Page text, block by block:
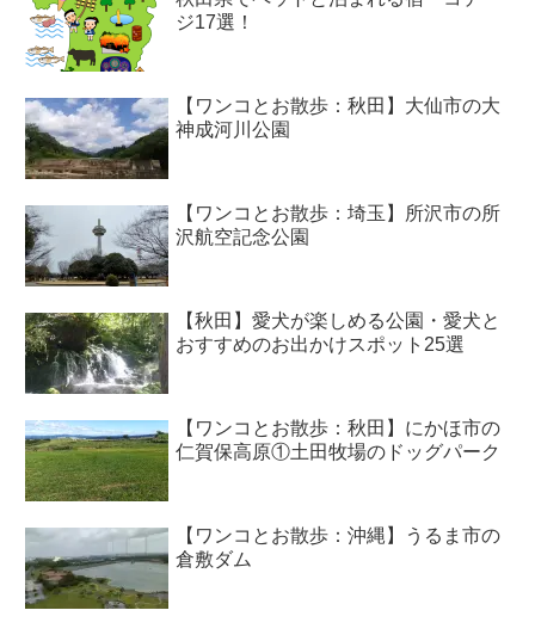
ジ17選！
【ワンコとお散歩：秋田】大仙市の大
神成河川公園
【ワンコとお散歩：埼玉】所沢市の所
沢航空記念公園
【秋田】愛犬が楽しめる公園・愛犬と
おすすめのお出かけスポット25選
【ワンコとお散歩：秋田】にかほ市の
仁賀保高原①土田牧場のドッグパーク
【ワンコとお散歩：沖縄】うるま市の
倉敷ダム